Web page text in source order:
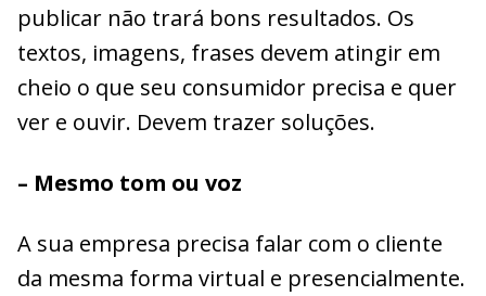
publicar não trará bons resultados. Os
textos, imagens, frases devem atingir em
cheio o que seu consumidor precisa e quer
ver e ouvir. Devem trazer soluções.
– Mesmo tom ou voz
A sua empresa precisa falar com o cliente
da mesma forma virtual e presencialmente.